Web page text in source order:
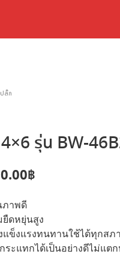
ลั๊ก
รุ่น BW-
฿.
฿
is:
280.00฿.
ภาพดี
ดหยุ่นสูง
แข็งแรงทนทานใช้ได้ทุกสภ
ระแทกได้เป็นอย่างดีไม่แตก